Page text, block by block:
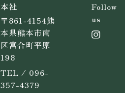
本社
〒861-4154熊
本県熊本市南
区富合町平原
198
TEL / 096-
357-4379
Follow
us